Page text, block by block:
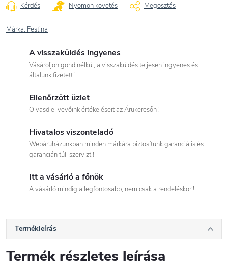
Kérdés Nyomon követés Megosztás
Márka: Festina
A visszaküldés ingyenes
Vásároljon gond nélkül, a visszaküldés teljesen ingyenes és
általunk fizetett !
Ellenőrzött üzlet
Olvasd el vevőink értékeléseit az Árukeresőn !
Hivatalos viszonteladó
Webáruházunkban minden márkára biztosítunk garanciális és
garancián túli szervizt !
Itt a vásárló a főnök
A vásárló mindig a legfontosabb, nem csak a rendeléskor !
Termékleírás
Termék részletes leírása